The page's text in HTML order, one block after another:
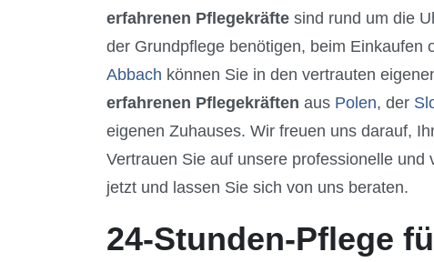
erfahrenen Pflegekräfte sind rund um die
der Grundpflege benötigen, beim Einkaufen
Abbach können Sie in den vertrauten
erfahrenen Pflegekräften aus Polen, der
eigenen Zuhauses. Wir freuen uns darauf,
Vertrauen Sie auf unsere professionelle
jetzt und lassen Sie sich von uns beraten.
24-Stunden-Pflege